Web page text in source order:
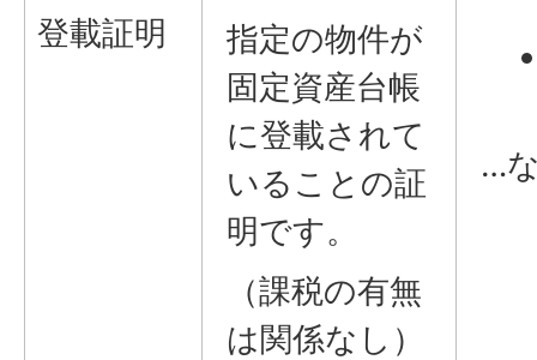
登載証明
指定の物件が
固定資産台帳
に登載されて
いることの証
明です。
（課税の有無
は関係なし）
…